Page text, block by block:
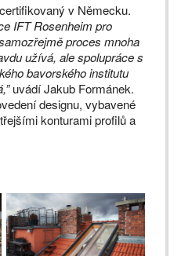
v Německu.
IFT Rosenheim pro
proces mnoha
užívá, ale spolupráce s
bavorského institutu
uvádí Jakub Formánek.
designu, vybavené
konturami profilů a